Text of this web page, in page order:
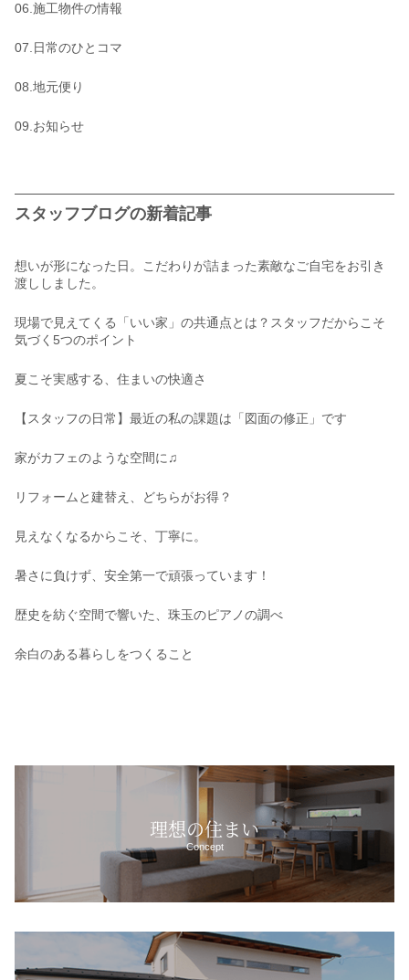
06.施工物件の情報
07.日常のひとコマ
08.地元便り
09.お知らせ
スタッフブログの新着記事
想いが形になった日。こだわりが詰まった素敵なご自宅をお引き
渡ししました。
現場で見えてくる「いい家」の共通点とは？スタッフだからこそ
気づく5つのポイント
夏こそ実感する、住まいの快適さ
【スタッフの日常】最近の私の課題は「図面の修正」です
家がカフェのような空間に♫
リフォームと建替え、どちらがお得？
見えなくなるからこそ、丁寧に。
暑さに負けず、安全第一で頑張っています！
歴史を紡ぐ空間で響いた、珠玉のピアノの調べ
余白のある暮らしをつくること
理想の住まい
Concept